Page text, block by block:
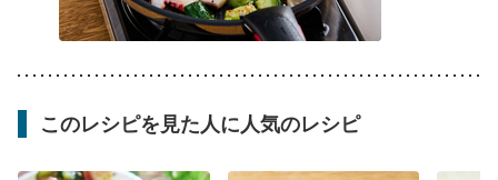
このレシピを見た人に人気のレシピ